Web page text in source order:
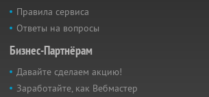
Правила сервиса
Ответы на вопросы
Бизнес-Партнёрам
Давайте сделаем акцию!
Заработайте, как Вебмастер